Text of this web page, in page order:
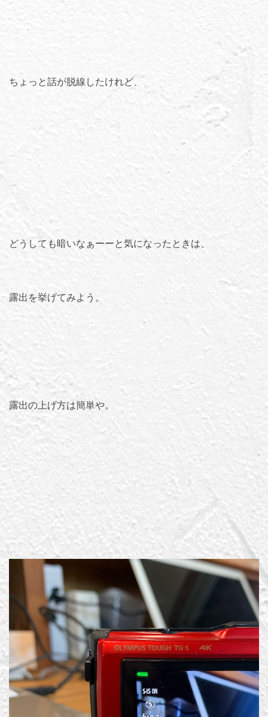
ちょっと話が脱線したけれど、
どうしても暗いなぁーーと気になったときは、
露出を挙げてみよう。
露出の上げ方は簡単や。